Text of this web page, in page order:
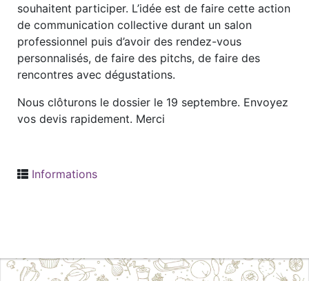
souhaitent participer. L’idée est de faire cette action
de communication collective durant un salon
professionnel puis d’avoir des rendez-vous
personnalisés, de faire des pitchs, de faire des
rencontres avec dégustations.
Nous clôturons le dossier le 19 septembre. Envoyez
vos devis rapidement. Merci
Informations